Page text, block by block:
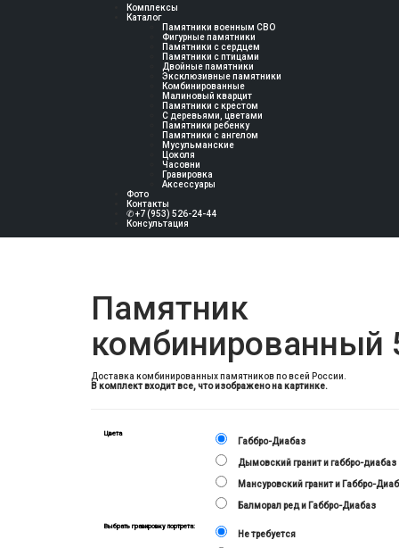
Комплексы
Каталог
Памятники военным СВО
Фигурные памятники
Памятники с сердцем
Памятники с птицами
Двойные памятники
Эксклюзивные памятники
Комбинированные
Малиновый кварцит
Памятники с крестом
С деревьями, цветами
Памятники ребенку
Памятники с ангелом
Мусульманские
Цоколя
Часовни
Гравировка
Аксессуары
Фото
Контакты
✆ +7 (953) 526-24-44
Консультация
Памятник
комбинированный
Доставка комбинированных памятников по всей России.
В комплект входит все, что изображено на картинке.
Цвета
Габбро-Диабаз
Дымовский гранит и габбро-диабаз
Мансуровский гранит и Габбро-
Балморал ред и Габбро-Диабаз
Выбрать гравировку портрета:
Не требуется